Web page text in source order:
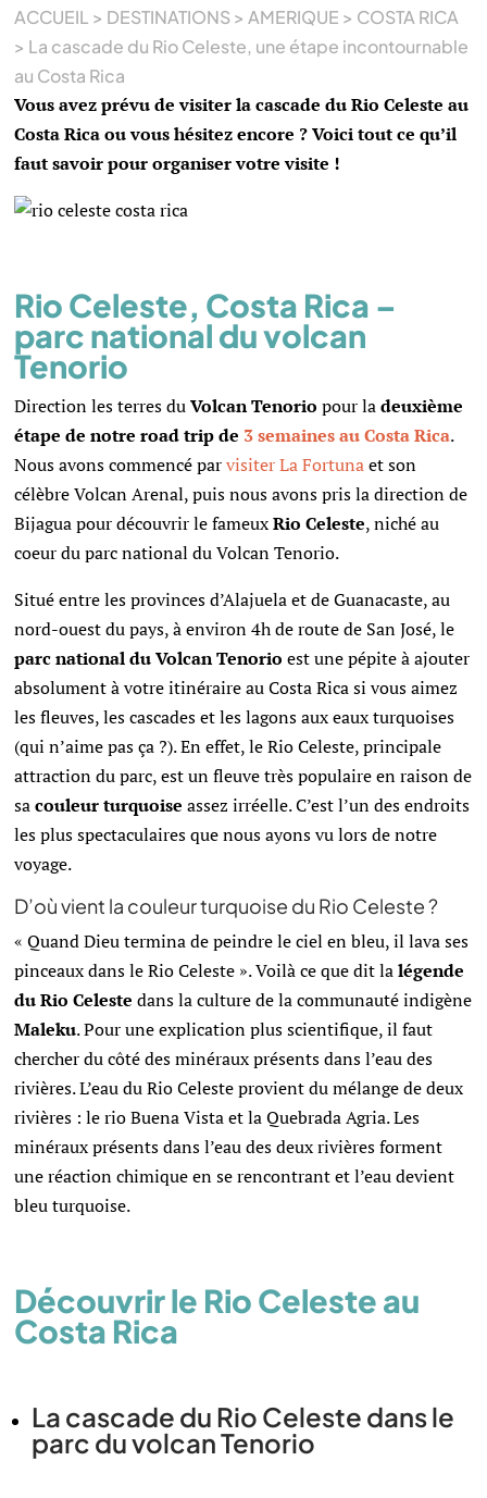
ACCUEIL > DESTINATIONS>AMERIQUE > COSTA RICA
> La cascade du Rio Celeste, une étape incontournable
au Costa Rica
Vous avez prévu de visiter la cascade du Rio Celeste au
Costa Rica ou vous hésitez encore ? Voici tout ce qu’il
faut savoir pour organiser votre visite !
Rio Celeste, Costa Rica –
parc national du volcan
Tenorio
Direction les terres duVolcan Tenorio pour ladeuxième
étape de notre road trip de 3 semaines au Costa Rica.
Nous avons commencé parvisiter La Fortunaet son
célèbre Volcan Arenal, puis nous avons pris la direction de
Bijagua pour découvrir le fameuxRio Celeste, niché au
coeur du parc national du Volcan Tenorio.
Situé entre les provinces d’Alajuela et de Guanacaste, au
nord-ouest du pays, à environ 4h de route de San José, le
parc national du Volcan Tenorio est une pépite à ajouter
absolument à votre itinéraire au Costa Rica si vous aimez
les fleuves, les cascades et les lagons aux eaux turquoises
(qui n’aime pas ça ?). En effet, le Rio Celeste, principale
attraction du parc, est un fleuve très populaire en raison de
sacouleur turquoise assez irréelle. C’est l’un des endroits
les plus spectaculaires que nous ayons vu lors de notre
voyage.
D’où vient la couleur turquoise du Rio Celeste ?
« Quand Dieu termina de peindre le ciel en bleu, il lava ses
pinceaux dans le Rio Celeste ». Voilà ce que dit lalégende
du Rio Celeste dans la culture de la communauté indigène
Maleku. Pour une explication plus scientifique, il faut
chercher du côté des minéraux présents dans l’eau des
rivières. L’eau du Rio Celeste provient du mélange de deux
rivières : le rio Buena Vista et la Quebrada Agria. Les
minéraux présents dans l’eau des deux rivières forment
une réaction chimique en se rencontrant et l’eau devient
bleu turquoise.
Découvrir le Rio Celeste au
Costa Rica
La cascade du Rio Celeste dans le
parc du volcan Tenorio